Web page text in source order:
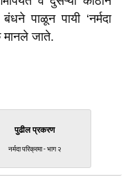
पाळून पायी ‘नर्मदा
मानले जाते.
पुढील प्रकरण
नर्मदा परिक्रमा - भाग २